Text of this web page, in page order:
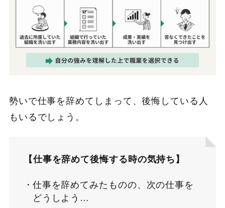
勢いで仕事を辞めてしまって、後悔している人
もいるでしょう。
【仕事を辞めて後悔する時の気持ち】
仕事を辞めてみたものの、次の仕事を
どうしよう…